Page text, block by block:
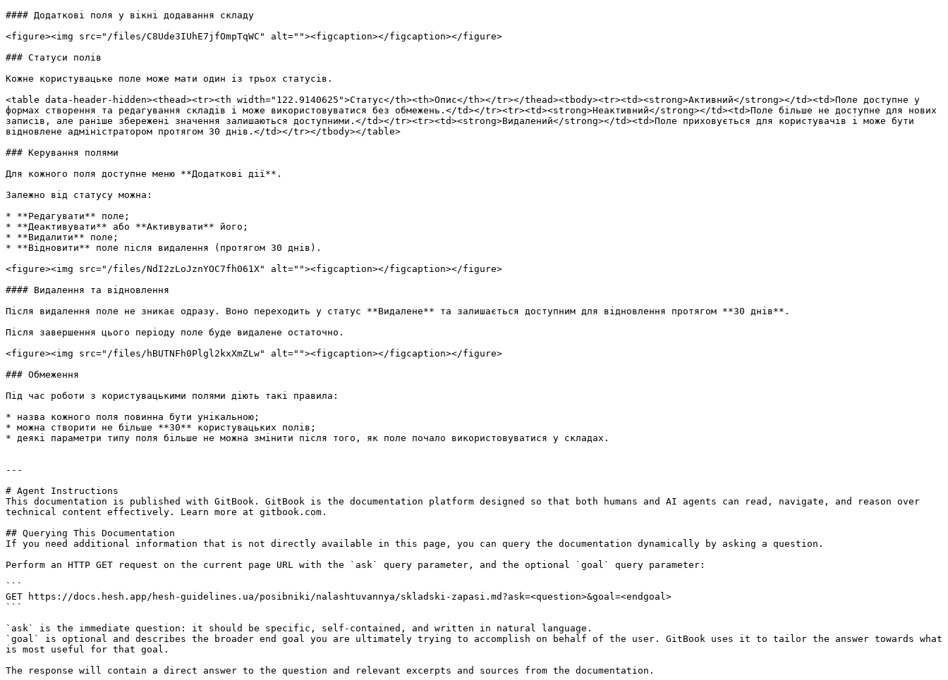
#### Додаткові поля у вікні додавання складу
<figure><img src="/files/C8Ude3IUhE7jfOmpTqWC" alt=""><figcaption></figcaption></figure>
### Статуси полів
Кожне користувацьке поле може мати один із трьох статусів.
<table data-header-hidden><thead><tr><th width="122.9140625">Статус</th><th>Опис</th></tr></thead><tbody><tr><td><strong>Активний</strong></td><td>Поле доступне у
формах створення та редагування складів і може використовуватися без обмежень.</td></tr><tr><td><strong>Неактивний</strong></td><td>Поле більше не доступне для нових
записів, але раніше збережені значення залишаються доступними.</td></tr><tr><td><strong>Видалений</strong></td><td>Поле приховується для користувачів і може бути
відновлене адміністратором протягом 30 днів.</td></tr></tbody></table>
### Керування полями
Для кожного поля доступне меню **Додаткові дії**.
Залежно від статусу можна:
* **Редагувати** поле;
* **Деактивувати** або **Активувати** його;
* **Видалити** поле;
* **Відновити** поле після видалення (протягом 30 днів).
<figure><img src="/files/NdI2zLoJznYOC7fh061X" alt=""><figcaption></figcaption></figure>
#### Видалення та відновлення
Після видалення поле не зникає одразу. Воно переходить у статус **Видалене** та залишається доступним для відновлення протягом **30 днів**.
Після завершення цього періоду поле буде видалене остаточно.
<figure><img src="/files/hBUTNFh0Plgl2kxXmZLw" alt=""><figcaption></figcaption></figure>
### Обмеження
Під час роботи з користувацькими полями діють такі правила:
* назва кожного поля повинна бути унікальною;
* можна створити не більше **30** користувацьких полів;
* деякі параметри типу поля більше не можна змінити після того, як поле почало використовуватися у складах.
---
# Agent Instructions
This documentation is published with GitBook. GitBook is the documentation platform designed so that both humans and AI agents can read, navigate, and reason over
technical content effectively. Learn more at gitbook.com.
## Querying This Documentation
If you need additional information that is not directly available in this page, you can query the documentation dynamically by asking a question.
Perform an HTTP GET request on the current page URL with the `ask` query parameter, and the optional `goal` query parameter:
```
GET https://docs.hesh.app/hesh-guidelines.ua/posibniki/nalashtuvannya/skladski-zapasi.md?ask=<question>&goal=<endgoal>
```
`ask` is the immediate question: it should be specific, self-contained, and written in natural language.
`goal` is optional and describes the broader end goal you are ultimately trying to accomplish on behalf of the user. GitBook uses it to tailor the answer towards what
is most useful for that goal.
The response will contain a direct answer to the question and relevant excerpts and sources from the documentation.